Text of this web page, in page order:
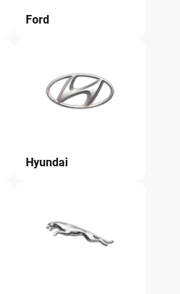
Ford
Hyundai